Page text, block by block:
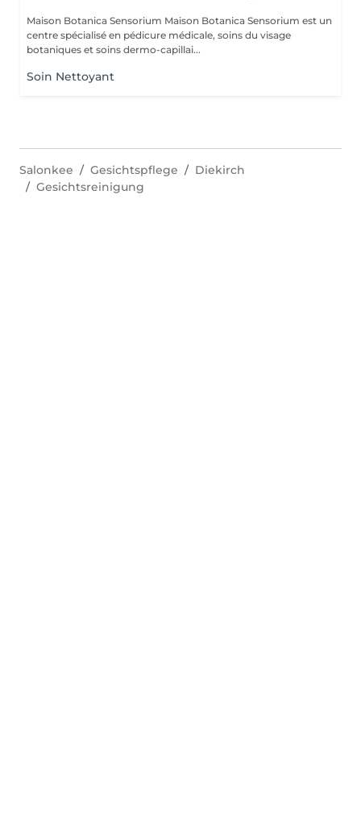
Maison Botanica Sensorium Maison Botanica Sensorium est un
centre spécialisé en pédicure médicale, soins du visage
botaniques et soins dermo-capillai...
Soin Nettoyant
Salonkee Gesichtspflege
Diekirch
Gesichtsreinigung